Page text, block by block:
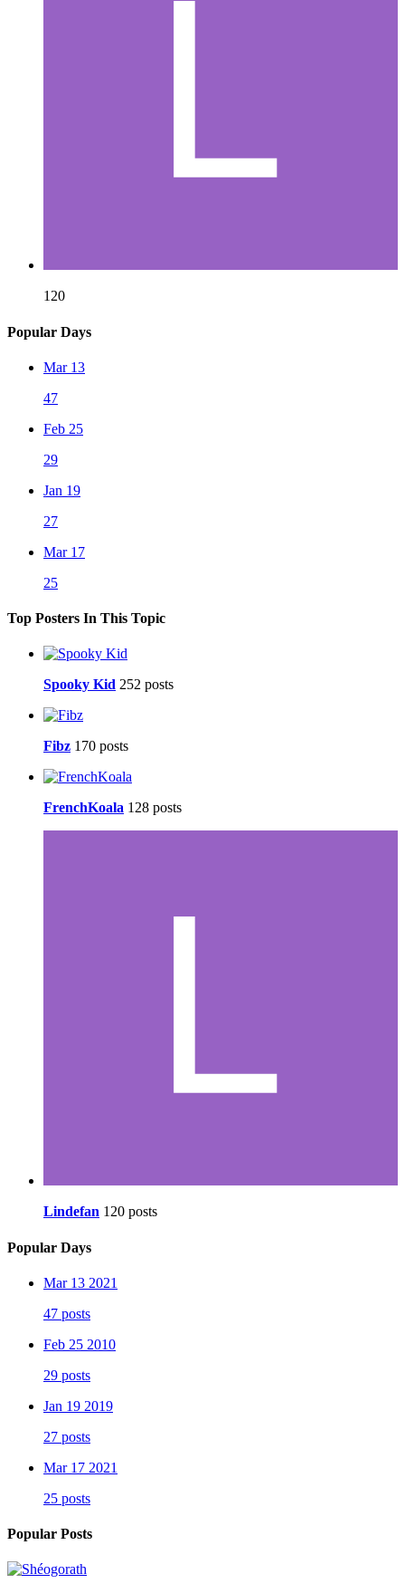
120
Popular Days
Mar 13
47
Feb 25
29
Jan 19
27
Mar 17
25
Top Posters In This Topic
Spooky Kid 252 posts
Fibz 170 posts
FrenchKoala 128 posts
Lindefan 120 posts
Popular Days
Mar 13 2021
47 posts
Feb 25 2010
29 posts
Jan 19 2019
27 posts
Mar 17 2021
25 posts
Popular Posts